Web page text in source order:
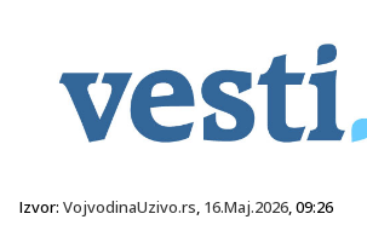
Izvor: VojvodinaUzivo.rs, 16.Maj.2026, 09:26